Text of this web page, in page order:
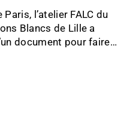
l’atelier FALC du
Blancs de Lille a
document pour faire
à Paris, qui peuvent
social dans